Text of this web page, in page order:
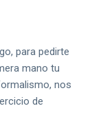
para pedirte
mano tu
nos
de